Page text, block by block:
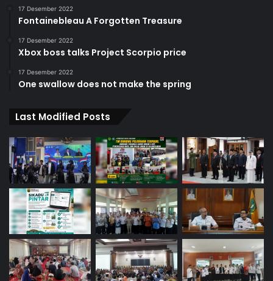
17 Desember 2022
Fontainebleau A Forgotten Treasure
17 Desember 2022
Xbox boss talks Project Scorpio price
17 Desember 2022
One swallow does not make the spring
Last Modified Posts